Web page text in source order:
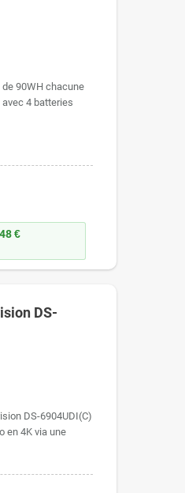
90WH chacune
4 batteries
€
DS-
DS-6904UDI(C)
en 4K via une